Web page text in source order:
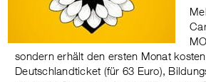
sondern erhält den ersten Monat
Deutschlandticket (für 63 Euro),